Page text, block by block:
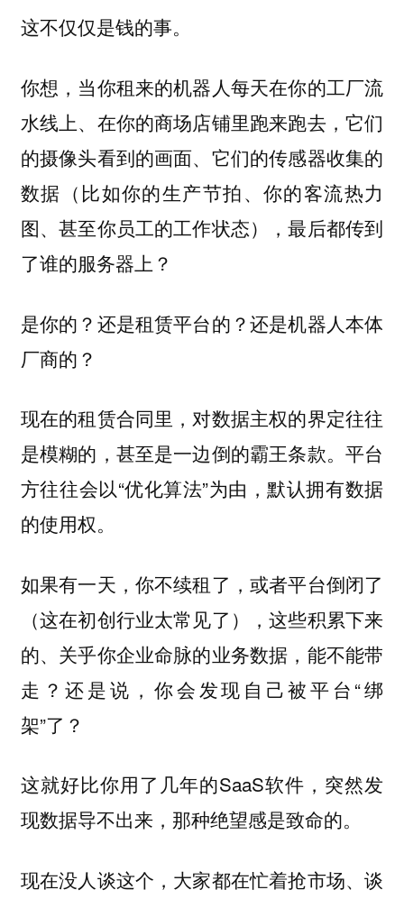
这不仅仅是钱的事。
你想，当你租来的机器人每天在你的工厂流
水线上、在你的商场店铺里跑来跑去，它们
的摄像头看到的画面、它们的传感器收集的
数据（比如你的生产节拍、你的客流热力
图、甚至你员工的工作状态），最后都传到
了谁的服务器上？
是你的？还是租赁平台的？还是机器人本体
厂商的？
现在的租赁合同里，对数据主权的界定往往
是模糊的，甚至是一边倒的霸王条款。平台
方往往会以“优化算法”为由，默认拥有数据
的使用权。
如果有一天，你不续租了，或者平台倒闭了
（这在初创行业太常见了），这些积累下来
的、关乎你企业命脉的业务数据，能不能带
走？还是说，你会发现自己被平台“绑
架”了？
这就好比你用了几年的SaaS软件，突然发
现数据导不出来，那种绝望感是致命的。
现在没人谈这个，大家都在忙着抢市场、谈